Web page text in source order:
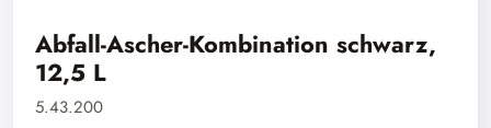
Abfall-Ascher-Kombination schwarz,
12,5 L
5.43.200